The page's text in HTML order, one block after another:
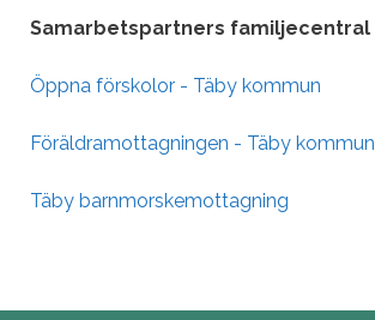
Samarbetspartners familjecentral
Öppna förskolor - Täby kommun
Föräldramottagningen - Täby kommun
Täby barnmorskemottagning